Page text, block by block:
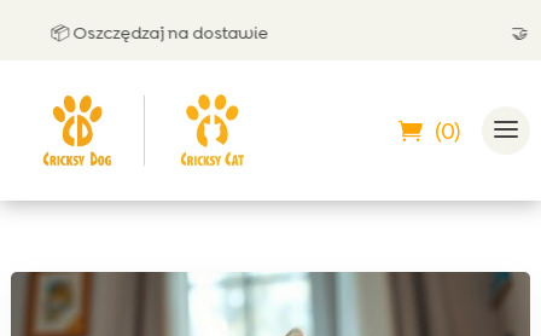
📦 Oszczędzaj na dostawie 🤝
(0)